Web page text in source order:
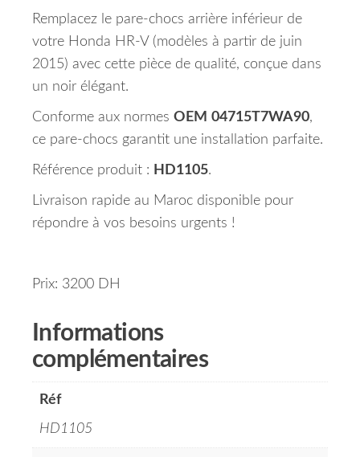
Remplacez le pare-chocs arrière inférieur de
votre Honda HR-V (modèles à partir de juin
2015) avec cette pièce de qualité, conçue dans
un noir élégant.
Conforme aux normes OEM 04715T7WA90,
ce pare-chocs garantit une installation parfaite.
Référence produit : HD1105.
Livraison rapide au Maroc disponible pour
répondre à vos besoins urgents !
Prix: 3200 DH
Informations
complémentaires
Réf
HD1105